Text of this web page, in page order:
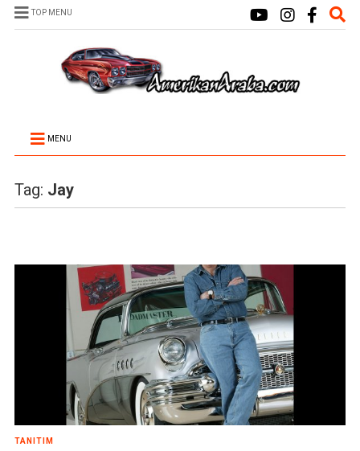
TOP MENU
MENU
Tag: Jay
TANITIM